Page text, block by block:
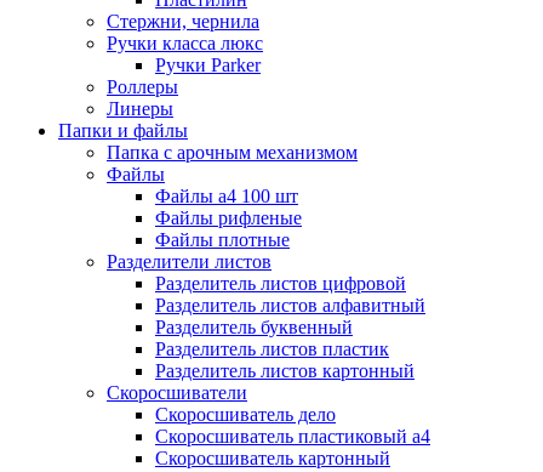
Стержни, чернила
Ручки класса люкс
Ручки Parker
Роллеры
Линеры
Папки и файлы
Папка с арочным механизмом
Файлы
Файлы а4 100 шт
Файлы рифленые
Файлы плотные
Разделители листов
Разделитель листов цифровой
Разделитель листов алфавитный
Разделитель буквенный
Разделитель листов пластик
Разделитель листов картонный
Скоросшиватели
Скоросшиватель дело
Скоросшиватель пластиковый а4
Скоросшиватель картонный